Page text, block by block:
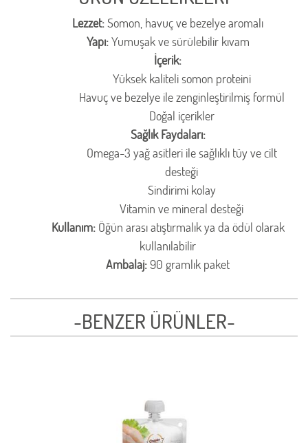
Lezzet:Somon, havuç ve bezelye aromalı
Yapı:Yumuşak ve sürülebilir kıvam
İçerik:
Yüksek kaliteli somon proteini
Havuç ve bezelye ile zenginleştirilmiş formül
Doğal içerikler
Sağlık Faydaları:
Omega-3 yağ asitleri ile sağlıklı tüy ve cilt
desteği
Sindirimi kolay
Vitamin ve mineral desteği
Kullanım:Öğün arası atıştırmalık ya da ödül olarak
kullanılabilir
Ambalaj:90 gramlık paket
-BENZER ÜRÜNLER-